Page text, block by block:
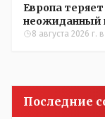
Европа
неожиданный
8 августа 2026 г. в
Последние